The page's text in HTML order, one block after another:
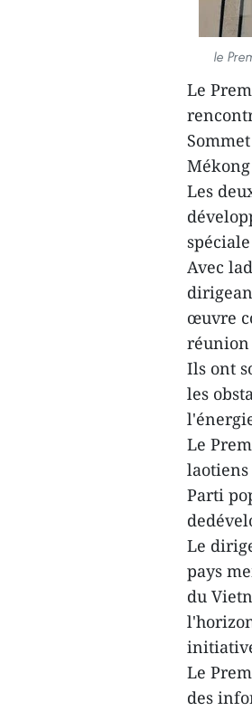
le
Le
Les
Avec
œuvre
réunion
Ils ont
les
Le
Parti
Le
pays
du
Le
des